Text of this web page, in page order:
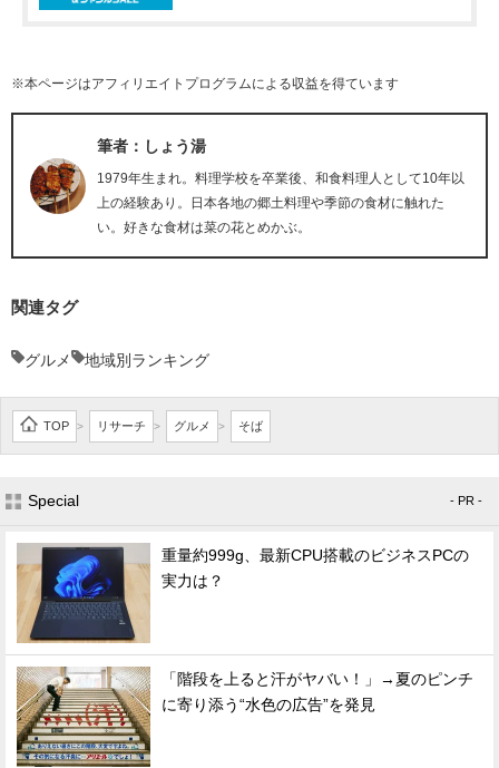
※本ページはアフィリエイトプログラムによる収益を得ています
筆者：しょう湯
1979年生まれ。料理学校を卒業後、和食料理人として10年以
上の経験あり。日本各地の郷土料理や季節の食材に触れた
い。好きな食材は菜の花とめかぶ。
関連タグ
グルメ 地域別ランキング
TOP > リサーチ > グルメ > そば
Special - PR -
重量約999g、最新CPU搭載のビジネスPCの
実力は？
「階段を上ると汗がヤバい！」→夏のピンチ
に寄り添う“水色の広告”を発見